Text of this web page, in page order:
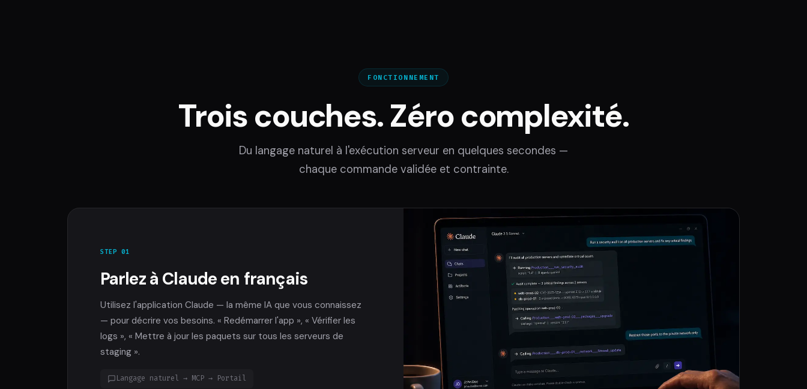
FONCTIONNEMENT
Trois couches. Zéro complexité.
Du langage naturel à l'exécution serveur en quelques secondes —
chaque commande validée et contrainte.
STEP 01
Parlez à Claude en français
Utilisez l'application Claude — la même IA que vous connaissez
— pour décrire vos besoins. « Redémarrer l'app », « Vérifier les
logs », « Mettre à jour les paquets sur tous les serveurs de
staging ».
Langage naturel → MCP → Portail